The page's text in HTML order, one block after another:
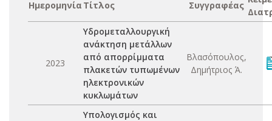
Ημερομηνία Τίτλος Συγγραφέας
2023
Υδρομεταλλουργική
ανάκτηση μετάλλων
από απορρίμματα
πλακετών τυπωμένων
ηλεκτρονικών
κυκλωμάτων
Βλασόπουλος,
Δημήτριος Ά.
Υπολογισμός και